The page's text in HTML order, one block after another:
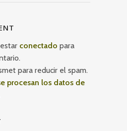
conectado para
para reducir el spam.
procesan los datos de